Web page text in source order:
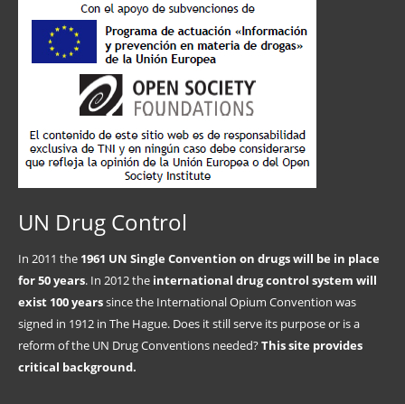
UN Drug Control
In 2011 the 1961 UN Single Convention on drugs will be in place
for 50 years. In 2012 the international drug control system will
exist 100 yearssince the International Opium Convention was
signed in 1912 in The Hague. Does it still serve its purpose or is a
reform of the UN Drug Conventions needed?This site provides
critical background.